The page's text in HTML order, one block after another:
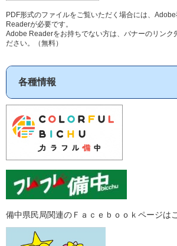
PDF形式のファイルをご覧いただく場合には、
Readerが必要です。
Adobe Readerをお持ちでない方は、バナーのリンク
ださい。（無料）
各種情報
備中県民局関連のＦａｃｅｂｏｏｋページは